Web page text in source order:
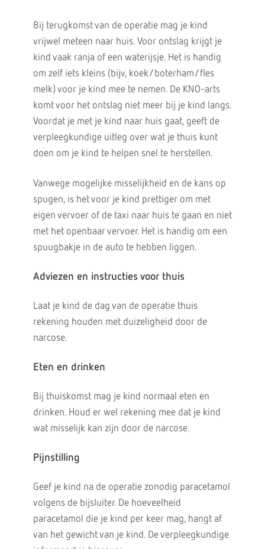
Bij terugkomst van de operatie mag je kind
vrijwel meteen naar huis. Voor ontslag krijgt je
kind vaak ranja of een waterijsje. Het is handig
om zelf iets kleins (bijv, koek/boterham/fles
melk) voor je kind mee te nemen. De KNO-arts
komt voor het ontslag niet meer bij je kind langs.
Voordat je met je kind naar huis gaat, geeft de
verpleegkundige uitleg over wat je thuis kunt
doen om je kind te helpen snel te herstellen.
Vanwege mogelijke misselijkheid en de kans op
spugen, is het voor je kind prettiger om met
eigen vervoer of de taxi naar huis te gaan en niet
met het openbaar vervoer. Het is handig om een
spuugbakje in de auto te hebben liggen.
Adviezen en instructies voor thuis
Laat je kind de dag van de operatie thuis
rekening houden met duizeligheid door de
narcose.
Eten en drinken
Bij thuiskomst mag je kind normaal eten en
drinken. Houd er wel rekening mee dat je kind
wat misselijk kan zijn door de narcose.
Pijnstilling
Geef je kind na de operatie zonodig paracetamol
volgens de bijsluiter. De hoeveelheid
paracetamol die je kind per keer mag, hangt af
van het gewicht van je kind. De verpleegkundige